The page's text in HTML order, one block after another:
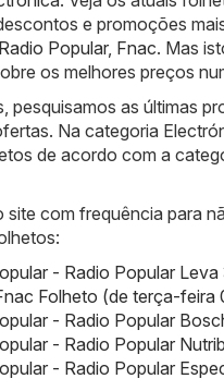
e promoções
Radio Popular, Fnac. Mas
os melhores preços
pesquisamos as últimas
Na categoria
de acordo com a
site com frequência para
- Radio Popular
Folheto (de terça-
- Radio Popular
- Radio Popular
- Radio Popular